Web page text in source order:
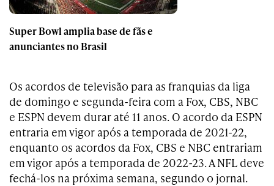
Super Bowl amplia base de fãs e
anunciantes no Brasil
Os acordos de televisão para as franquias da liga
de domingo e segunda-feira com a Fox, CBS, NBC
e ESPN devem durar até 11 anos. O acordo da ESPN
entraria em vigor após a temporada de 2021-22,
enquanto os acordos da Fox, CBS e NBC entrariam
em vigor após a temporada de 2022-23. A NFL deve
fechá-los na próxima semana, segundo o jornal.